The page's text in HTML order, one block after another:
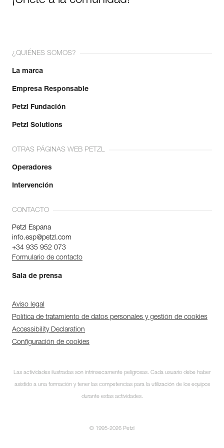
¿QUIÉNES SOMOS?
La marca
Empresa Responsable
Petzl Fundación
Petzl Solutions
OTRAS PÁGINAS WEB PETZL
Operadores
Intervención
CONTACTO
Petzl Espana
info.esp@petzl.com
+34 935 952 073
Formulario de contacto
Sala de prensa
Aviso legal
Política de tratamiento de datos personales y gestión de cookies
Accessibility Declaration
Configuración de cookies
Las actividades ilustradas son intrínsecamente peligrosas. Cada usuario debe haber
asistido a una formación y tener las competencias para la utilización de los equipos
durante estas actividades.
© 1995-2026 Petzl